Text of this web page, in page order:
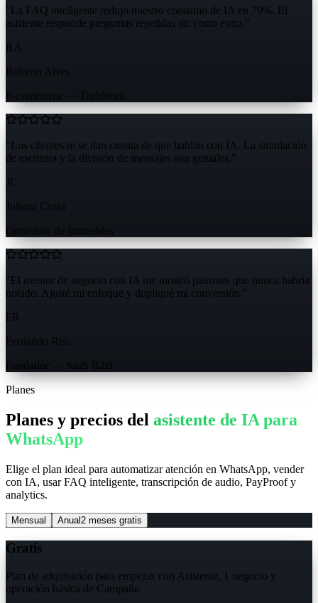
" La FAQ inteligente redujo nuestro consumo de IA en 70%. El
asistente responde preguntas repetidas sin costo extra."
RA
Roberto Alves
E-commerce — TechStore
" Los clientes ni se dan cuenta de que hablan con IA. La simulación
de escritura y la división de mensajes son geniales."
JC
Juliana Costa
Corredora de Inmuebles
" El mentor de negocio con IA me mostró patrones que nunca habría
notado. Ajusté mi enfoque y dupliqué mi conversión."
FR
Fernando Reis
Fundador — SaaS B2B
Planes
Planes y precios del asistente de IA para
WhatsApp
Elige el plan ideal para automatizar atención en WhatsApp, vender
con IA, usar FAQ inteligente, transcripción de audio, PayProof y
analytics.
Mensual Anual2 meses gratis
Gratis
Plan de adquisición para empezar con Asistente, 1 negocio y
operación básica de Campaña.